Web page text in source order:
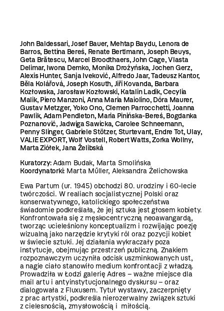
John Baldessari, Josef Bauer, Mehtap Baydu, Lenora de
Barros, Bettina Bereś, Renate Bertlmann, Joseph Beuys,
Geta Brătescu, Marcel Broodthaers, John Cage, Vlasta
Delimar, Iwona Demko, Monika Drożyńska, Jochen Gerz,
Alexis Hunter, Sanja Iveković, Alfredo Jaar, Tadeusz Kantor,
Běla Kolářová, Joseph Kosuth, Jiří Kovanda, Barbara
Kozłowska, Jarosław Kozłowski, Katalin Ladik, Cecylia
Malik, Piero Manzoni, Anna Maria Maiolino, Dóra Maurer,
Gustav Metzger, Yoko Ono, Clemen Parrocchetti, Joanna
Pawlik, Adam Pendleton, Maria Pinińska-Bereś, Bogdanka
Poznanović, Jadwiga Sawicka, Carolee Schneemann,
Penny Slinger, Gabriele Stötzer, Sturtevant, Endre Tot, Ulay,
VALIE EXPORT, Wolf Vostell, Robert Watts, Zorka Wollny,
Marta Ziółek, Jana Želibská
Kuratorzy:Adam Budak, Marta Smolińska
Koordynatorki: Marta Műller, Aleksandra Żelichowska
Ewa Partum (ur. 1945) obchodzi 80. urodziny i 60-lecie
twórczości. W realiach socjalistycznej Polski oraz
konserwatywnego, katolickiego społeczeństwa
świadomie podkreślała, że jej sztuka jest głosem kobiety.
Konfrontowała się z męskocentryczną neoawangardą,
tworząc ucieleśniony konceptualizm i rozwijając poezję
wizualną jako narzędzie krytyki ról oraz pozycji kobiet
w świecie sztuki. Jej działania wykraczały poza
instytucje, obejmując przestrzeń publiczną. Znakiem
rozpoznawczym uczyniła odcisk uszminkowanych ust,
a nagie ciało stanowiło medium konfrontacji z władzą.
Prowadziła w Łodzi galerię Adres – ważne miejsce dla
mail artu i antyinstytucjonalnego dyskursu – oraz
dialogowała z Fluxusem. Tytuł wystawy, zaczerpnięty
z prac artystki, podkreśla nierozerwalny związek sztuki
z cielesnością, zmysłowością i miłością.